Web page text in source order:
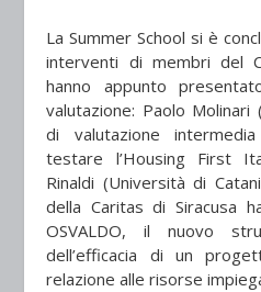
La Summer School si è
interventi di membri del
hanno appunto
valutazione: Paolo
di valutazione
testare l’Housing First
Rinaldi (Università di
della Caritas di Siracusa
OSVALDO, il nuovo
dell’efficacia di un
relazione alle risorse